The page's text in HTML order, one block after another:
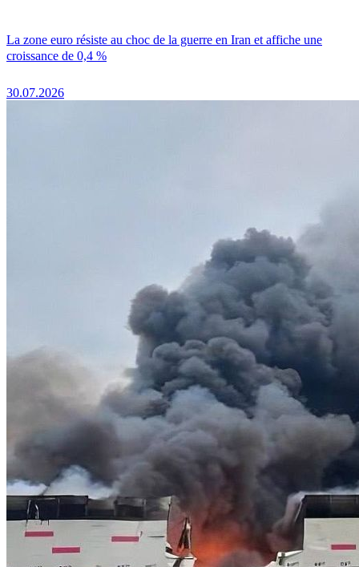
La zone euro résiste au choc de la guerre en Iran et affiche une
croissance de 0,4 %
30.07.2026